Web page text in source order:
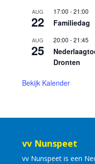
AUG
22
17:00 -21:00
Familiedag
AUG
25
20:00 -21:45
Dronten
Bekijk Kalender
vv Nunspeet
vv Nunspeet is een